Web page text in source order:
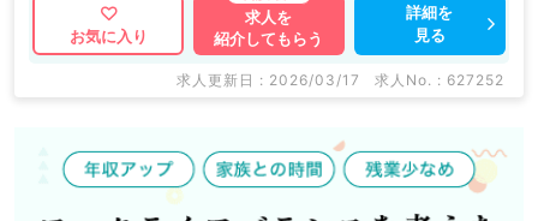
マイナビDOCTORでは病院やクリニックなどの医療機
関求人はもちろんのこと、
掲載情報以外にも産業医等の企業系求人も多数扱ってい
求人内容の詳細等はお気軽にお問合せ下さい。
お気に入り
求人を
紹介してもらう
詳細を
見る
求人更新日 : 2026/03/17 求人No. : 627252